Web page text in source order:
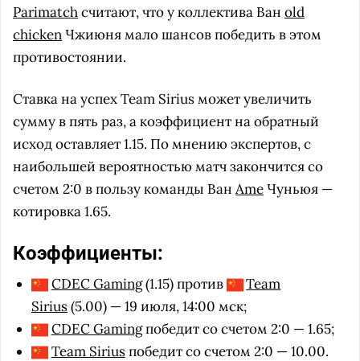
Parimatchсчитают, что у коллектива Ван old
chickenЧжиюня мало шансов победить в этом
противостоянии.
Ставка на успех Team Sirius может увеличить
сумму в пять раз, а коэффициент на обратный
исход оставляет 1.15. По мнению экспертов, с
наибольшей вероятностью матч закончится со
счетом 2:0 в пользу команды Ван AmeЧуньюя —
котировка 1.65.
Коэффициенты:
CDEC Gaming(1.15) против
Team
Sirius(5.00) — 19 июля, 14:00 мск;
CDEC Gamingпобедит со счетом 2:0 — 1.65;
Team Siriusпобедит со счетом 2:0 — 10.00.